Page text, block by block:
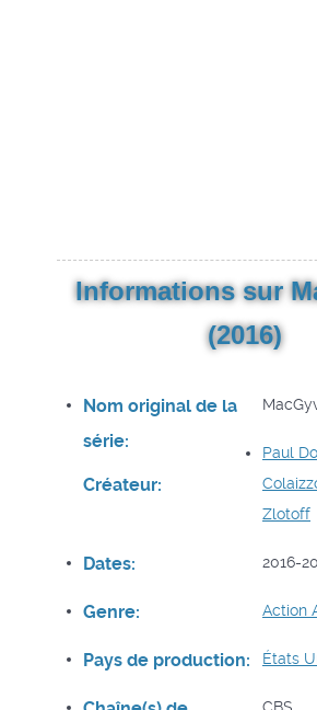
Informations sur
(2016)
Nom original de la
série:
Créateur:
Paul
Zlotoff
Dates: 2016-
Genre: Action
Pays de production: États